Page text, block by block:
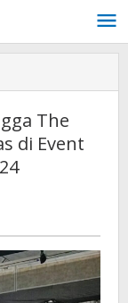
The
di Event